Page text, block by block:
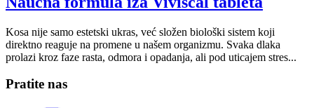
Kosa nije samo estetski ukras, već složen biološki sistem koji
direktno reaguje na promene u našem organizmu. Svaka dlaka
prolazi kroz faze rasta, odmora i opadanja, ali pod uticajem stres...
Pratite nas